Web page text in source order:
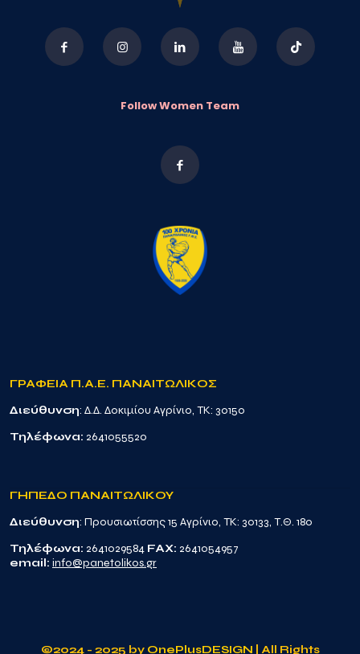
Follow Women Team
ΓΡΑΦΕΙΑ Π.Α.Ε. ΠΑΝΑΙΤΩΛΙΚΟΣ
Διεύθυνση: Δ.Δ. Δοκιμίου Αγρίνιο, TK: 30150
Τηλέφωνα: 2641055520
ΓΗΠΕΔΟ ΠΑΝΑΙΤΩΛΙΚΟΥ
Διεύθυνση: Προυσιωτίσσης 15 Αγρίνιο, TK: 30133, Τ.Θ. 180
Τηλέφωνα: 2641029584 FAX: 2641054957
email: info@panetolikos.gr
©2024 - 2025 by OnePlusDESIGN | All Rights